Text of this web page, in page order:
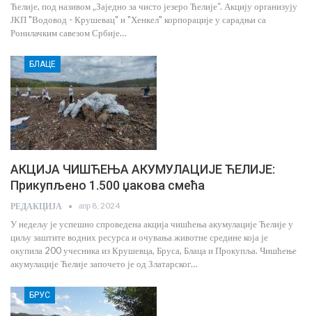
Ћелије, под називом „Заједно за чисто језеро Ћелије“. Акцију организују
ЈКП "Водовод - Крушевац" и "Хенкел" корпорације у сарадњи са
Ронилачким савезом Србије…
БЛАЦЕ
АКЦИЈА ЧИШЋЕЊА АКУМУЛАЦИЈЕ ЋЕЛИЈЕ:
Прикупљено 1.500 џакова смећа
РЕДАКЦИЈА апр 8, 2024
У недељу је успешно спроведена акција чишћења акумулације Ћелије у
циљу заштите водних ресурса и очувања животне средине која је
окупила 200 учесника из Крушевца, Бруса, Блаца и Прокупља. Чишћење
акумулације Ћелије започето је од Златарског…
БРУС